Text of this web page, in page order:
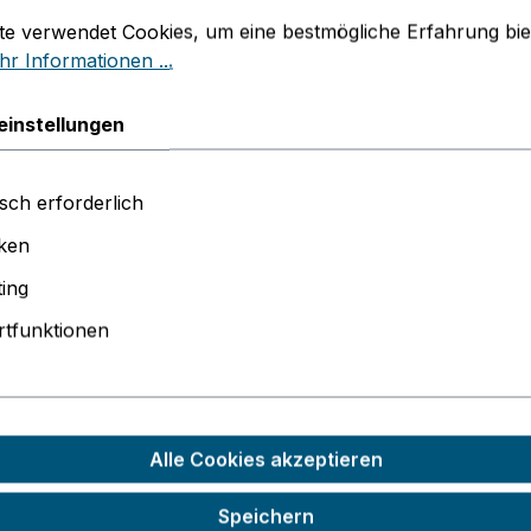
PDF
REC"
für nachhaltige Anwendungen entwickelt wurde.
Cookies, um eine bestmögliche Erfahrung
verwendet Cookies, um eine bestmögliche Erfahrung
Informationen ...
erforderlich
Alle Cookies akzeptieren
Speichern